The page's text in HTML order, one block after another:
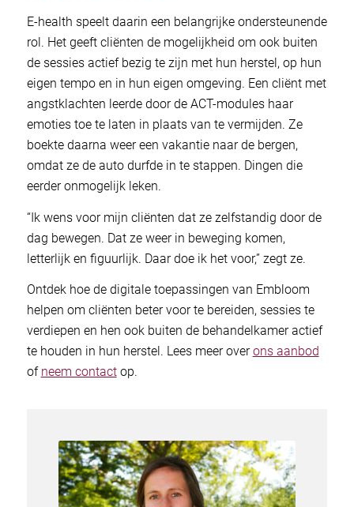
E-health speelt daarin een belangrijke ondersteunende
rol. Het geeft cliënten de mogelijkheid om ook buiten
de sessies actief bezig te zijn met hun herstel, op hun
eigen tempo en in hun eigen omgeving. Een cliënt met
angstklachten leerde door de ACT-modules haar
emoties toe te laten in plaats van te vermijden. Ze
boekte daarna weer een vakantie naar de bergen,
omdat ze de auto durfde in te stappen. Dingen die
eerder onmogelijk leken.
“Ik wens voor mijn cliënten dat ze zelfstandig door de
dag bewegen. Dat ze weer in beweging komen,
letterlijk en figuurlijk. Daar doe ik het voor,” zegt ze.
Ontdek hoe de digitale toepassingen van Embloom
helpen om cliënten beter voor te bereiden, sessies te
verdiepen en hen ook buiten de behandelkamer actief
te houden in hun herstel. Lees meer overons aanbod
of neem contactop.